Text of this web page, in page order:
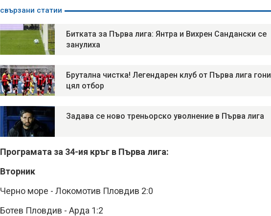
свързани статии
Битката за Първа лига: Янтра и Вихрен Сандански се
занулиха
Брутална чистка! Легендарен клуб от Първа лига гони
цял отбор
Задава се ново треньорско уволнение в Първа лига
Програмата за 34-ия кръг в Първа лига:
Вторник
Черно море - Локомотив Пловдив 2:0
Ботев Пловдив - Арда 1:2